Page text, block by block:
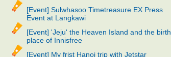
[Event] Sulwhasoo Timetreasure EX Press
Event at Langkawi
[Event] 'Jeju' the Heaven Island and the birth
place of Innisfree
[Event] My frist Hanoi trip with Jetstar